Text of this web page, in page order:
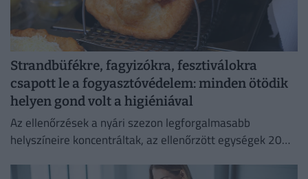
Strandbüfékre, fagyizókra, fesztiválokra
csapott le a fogyasztóvédelem: minden ötödik
helyen gond volt a higiéniával
Az ellenőrzések a nyári szezon legforgalmasabb
helyszíneire koncentráltak, az ellenőrzött egységek 20